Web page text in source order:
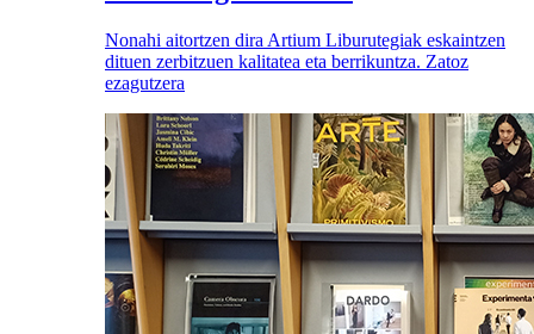
Nonahi aitortzen dira Artium Liburutegiak eskaintzen
dituen zerbitzuen kalitatea eta berrikuntza. Zatoz
ezagutzera